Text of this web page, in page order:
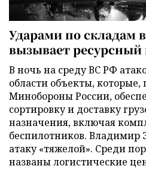
Ударами по складам
вызывает ресурсный
В ночь на среду ВС РФ
области объекты,
Минобороны России,
сортировку и доставку
назначения, включая
беспилотников. Владимир
атаку «тяжелой». Среди
названы логистические